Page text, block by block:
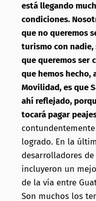
está llegando
condiciones.
que no queremos
turismo con nadie,
que queremos ser
que hemos hecho,
Movilidad, es que
ahí reflejado,
tocará pagar
logrado. En la
desarrolladores
incluyeron un
de la vía entre
Son muchos los